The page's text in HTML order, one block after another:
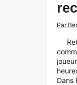
Par
Dans